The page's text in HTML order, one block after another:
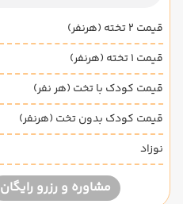
قیمت 2 تخته (هرنفر)
قیمت 1 تخته (هرنفر)
قیمت کودک با تخت (هر نفر)
قیمت کودک بدون تخت (هرنفر)
نوزاد
مشاوره و رزرو رایگان